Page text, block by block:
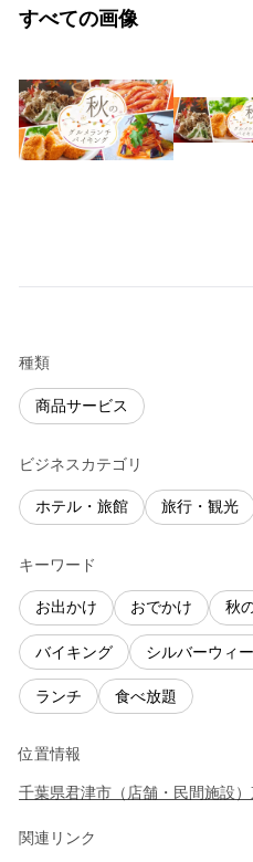
すべての画像
種類
商品サービス
ビジネスカテゴリ
ホテル・旅館 旅行・観光
キーワード
お出かけ おでかけ 秋
バイキング シルバーウィ
ランチ 食べ放題
位置情報
千葉県君津市 （ 店舗・民間施設 ）
関連リンク